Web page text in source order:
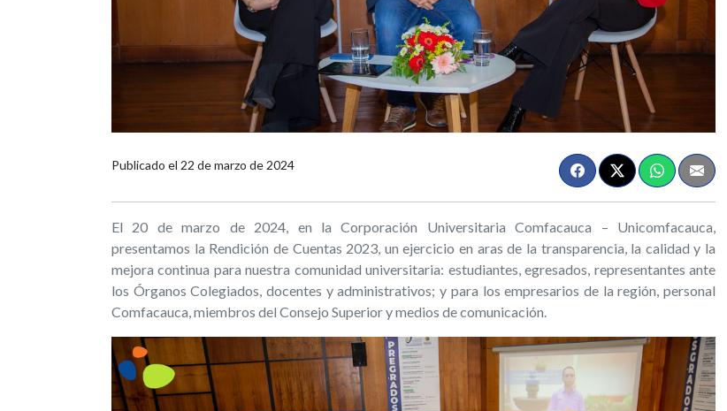
Publicado el 22 de marzo de 2024
El 20 de marzo de 2024, en la Corporación Universitaria Comfacauca – Unicomfacauca,
presentamos la Rendición de Cuentas 2023, un ejercicio en aras de la transparencia, la calidad y la
mejora continua para nuestra comunidad universitaria: estudiantes, egresados, representantes ante
los Órganos Colegiados, docentes y administrativos; y para los empresarios de la región, personal
Comfacauca, miembros del Consejo Superior y medios de comunicación.